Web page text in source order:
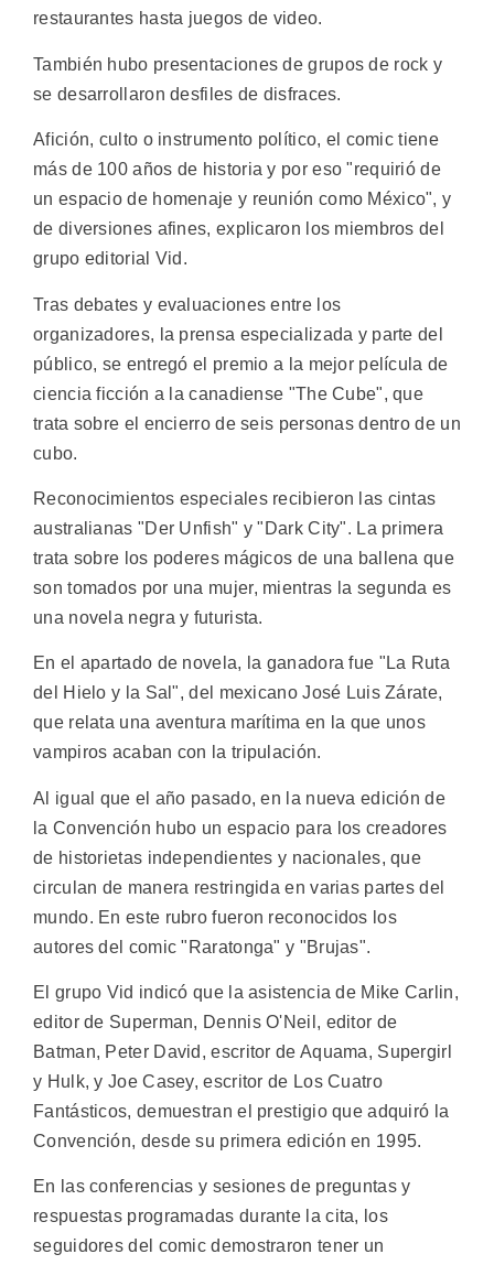
restaurantes hasta juegos de video.
También hubo presentaciones de grupos de rock y
se desarrollaron desfiles de disfraces.
Afición, culto o instrumento político, el comic tiene
más de 100 años de historia y por eso "requirió de
un espacio de homenaje y reunión como México", y
de diversiones afines, explicaron los miembros del
grupo editorial Vid.
Tras debates y evaluaciones entre los
organizadores, la prensa especializada y parte del
público, se entregó el premio a la mejor película de
ciencia ficción a la canadiense "The Cube", que
trata sobre el encierro de seis personas dentro de un
cubo.
Reconocimientos especiales recibieron las cintas
australianas "Der Unfish" y "Dark City". La primera
trata sobre los poderes mágicos de una ballena que
son tomados por una mujer, mientras la segunda es
una novela negra y futurista.
En el apartado de novela, la ganadora fue "La Ruta
del Hielo y la Sal", del mexicano José Luis Zárate,
que relata una aventura marítima en la que unos
vampiros acaban con la tripulación.
Al igual que el año pasado, en la nueva edición de
la Convención hubo un espacio para los creadores
de historietas independientes y nacionales, que
circulan de manera restringida en varias partes del
mundo. En este rubro fueron reconocidos los
autores del comic "Raratonga" y "Brujas".
El grupo Vid indicó que la asistencia de Mike Carlin,
editor de Superman, Dennis O'Neil, editor de
Batman, Peter David, escritor de Aquama, Supergirl
y Hulk, y Joe Casey, escritor de Los Cuatro
Fantásticos, demuestran el prestigio que adquiró la
Convención, desde su primera edición en 1995.
En las conferencias y sesiones de preguntas y
respuestas programadas durante la cita, los
seguidores del comic demostraron tener un